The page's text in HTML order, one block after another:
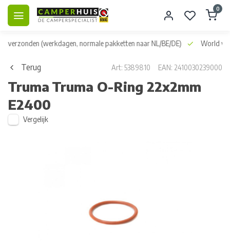
0
verzonden (werkdagen, normale pakketten naar NL/BE/DE) World
Terug Art: 5389810 EAN: 2410030239000
Truma Truma O-Ring 22x2mm
E2400
Vergelijk